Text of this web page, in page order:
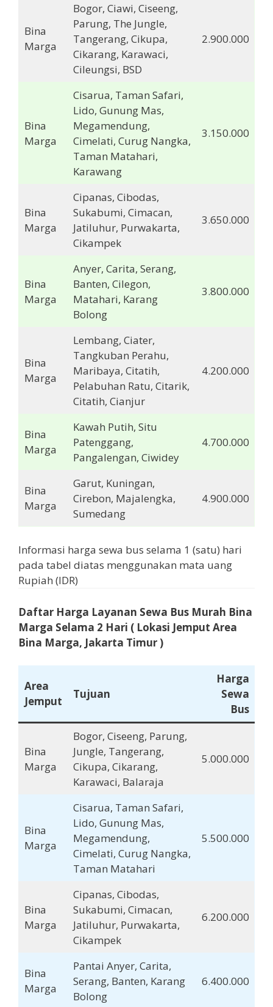
Bina
Marga
Bogor, Ciawi, Ciseeng,
Parung, The Jungle,
Tangerang, Cikupa,
Cikarang, Karawaci,
Cileungsi, BSD
2.900.000
Bina
Marga
Cisarua, Taman Safari,
Lido, Gunung Mas,
Megamendung,
Cimelati, Curug Nangka,
Taman Matahari,
Karawang
3.150.000
Bina
Marga
Cipanas, Cibodas,
Sukabumi, Cimacan,
Jatiluhur, Purwakarta,
Cikampek
3.650.000
Bina
Marga
Anyer, Carita, Serang,
Banten, Cilegon,
Matahari, Karang
Bolong
3.800.000
Bina
Marga
Lembang, Ciater,
Tangkuban Perahu,
Maribaya, Citatih,
Pelabuhan Ratu, Citarik,
Citatih, Cianjur
4.200.000
Bina
Marga
Kawah Putih, Situ
Patenggang,
Pangalengan, Ciwidey
4.700.000
Bina
Marga
Garut, Kuningan,
Cirebon, Majalengka,
Sumedang
4.900.000
Informasi harga sewa bus selama 1 (satu) hari
pada tabel diatas menggunakan mata uang
Rupiah (IDR)
Daftar Harga Layanan Sewa Bus Murah Bina
Marga Selama 2 Hari ( Lokasi Jemput Area
Bina Marga, Jakarta Timur )
Area
Jemput
Tujuan
Harga
Sewa
Bus
Bina
Marga
Bogor, Ciseeng, Parung,
Jungle, Tangerang,
Cikupa, Cikarang,
Karawaci, Balaraja
5.000.000
Bina
Marga
Cisarua, Taman Safari,
Lido, Gunung Mas,
Megamendung,
Cimelati, Curug Nangka,
Taman Matahari
5.500.000
Bina
Marga
Cipanas, Cibodas,
Sukabumi, Cimacan,
Jatiluhur, Purwakarta,
Cikampek
6.200.000
Bina
Marga
Pantai Anyer, Carita,
Serang, Banten, Karang
Bolong
6.400.000